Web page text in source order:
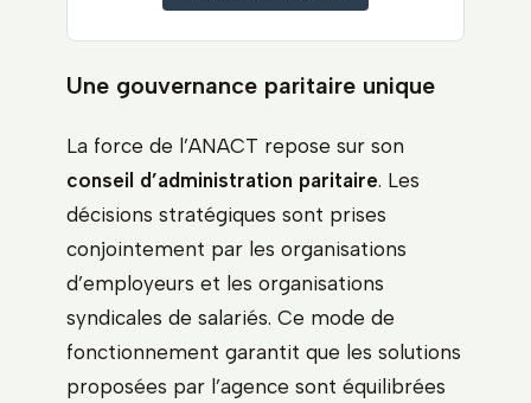
Une gouvernance paritaire unique
La force de l’ANACT repose sur son
conseil d’administration paritaire. Les
décisions stratégiques sont prises
conjointement par les organisations
d’employeurs et les organisations
syndicales de salariés. Ce mode de
fonctionnement garantit que les solutions
proposées par l’agence sont équilibrées